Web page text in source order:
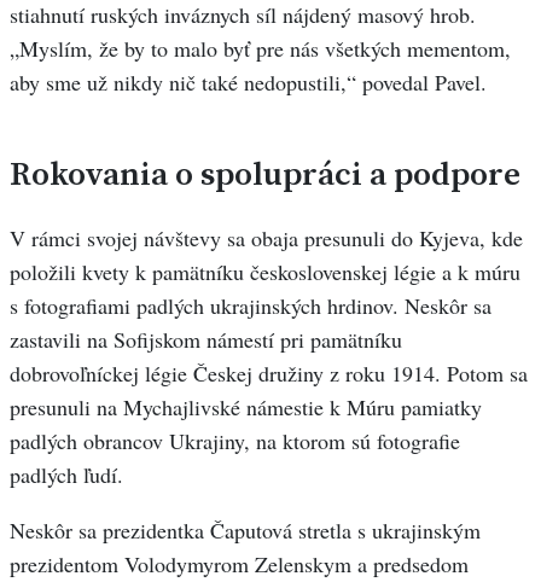
stiahnutí ruských inváznych síl nájdený masový hrob.
„Myslím, že by to malo byť pre nás všetkých mementom,
aby sme už nikdy nič také nedopustili,“ povedal Pavel.
Rokovania o spolupráci a podpore
V rámci svojej návštevy sa obaja presunuli do Kyjeva, kde
položili kvety k pamätníku československej légie a k múru
s fotografiami padlých ukrajinských hrdinov. Neskôr sa
zastavili na Sofijskom námestí pri pamätníku
dobrovoľníckej légie Českej družiny z roku 1914. Potom sa
presunuli na Mychajlivské námestie k Múru pamiatky
padlých obrancov Ukrajiny, na ktorom sú fotografie
padlých ľudí.
Neskôr sa prezidentka Čaputová stretla s ukrajinským
prezidentom Volodymyrom Zelenskym a predsedom